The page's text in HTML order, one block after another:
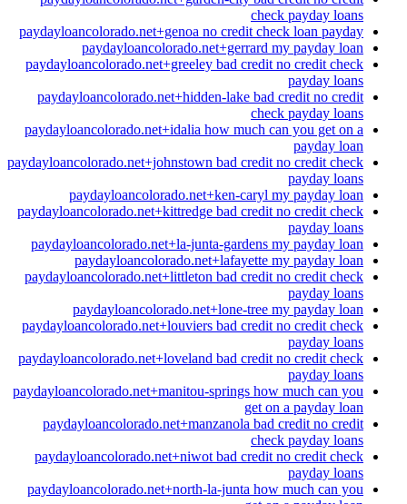
check payday loans
paydayloancolorado.net+genoa no credit check loan payday
paydayloancolorado.net+gerrard my payday loan
paydayloancolorado.net+greeley bad credit no credit check
payday loans
paydayloancolorado.net+hidden-lake bad credit no credit
check payday loans
paydayloancolorado.net+idalia how much can you get on a
payday loan
paydayloancolorado.net+johnstown bad credit no credit check
payday loans
paydayloancolorado.net+ken-caryl my payday loan
paydayloancolorado.net+kittredge bad credit no credit check
payday loans
paydayloancolorado.net+la-junta-gardens my payday loan
paydayloancolorado.net+lafayette my payday loan
paydayloancolorado.net+littleton bad credit no credit check
payday loans
paydayloancolorado.net+lone-tree my payday loan
paydayloancolorado.net+louviers bad credit no credit check
payday loans
paydayloancolorado.net+loveland bad credit no credit check
payday loans
paydayloancolorado.net+manitou-springs how much can you
get on a payday loan
paydayloancolorado.net+manzanola bad credit no credit
check payday loans
paydayloancolorado.net+niwot bad credit no credit check
payday loans
paydayloancolorado.net+north-la-junta how much can you